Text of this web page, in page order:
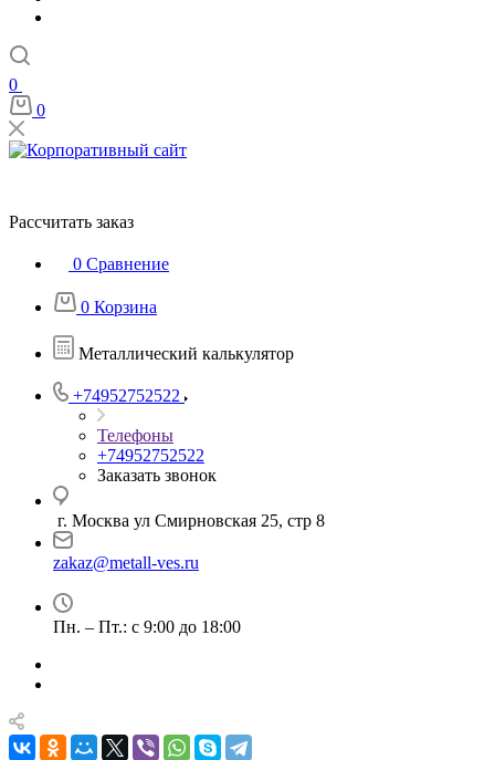
0
0
Рассчитать заказ
0 Сравнение
0 Корзина
Металлический калькулятор
+74952752522
Телефоны
+74952752522
Заказать звонок
г. Москва ул Смирновская 25, стр 8
zakaz@metall-ves.ru
Пн. – Пт.: с 9:00 до 18:00